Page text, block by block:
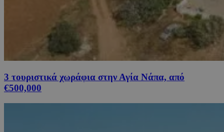
3 τουριστικά χωράφια στην Αγία Νάπα, από
€500,000